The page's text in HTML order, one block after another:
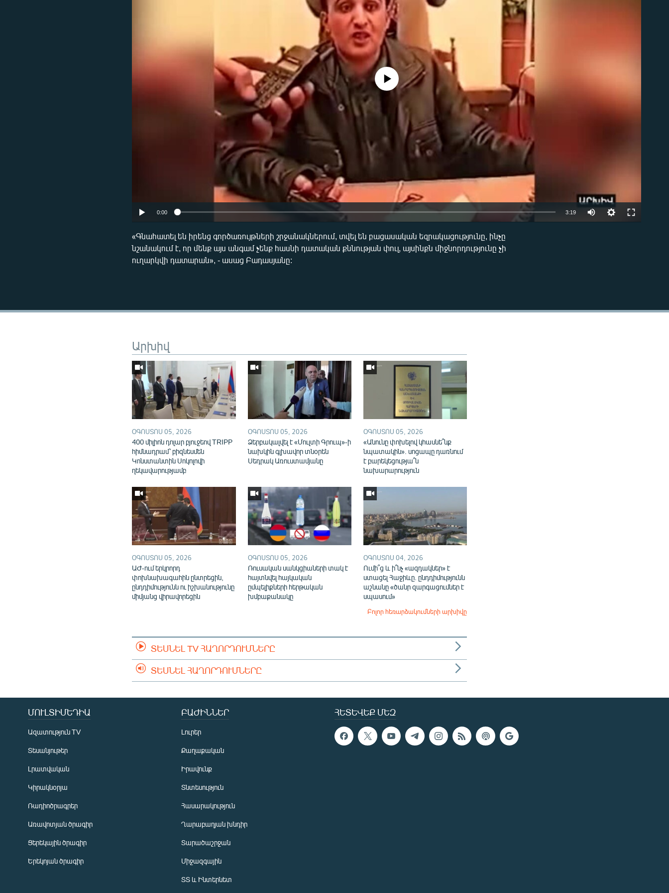
No media source currently available
0:00 3:19
«Գնահատել են իրենց գործառույթների շրջանակներում, տվել են բացասական եզրակացությունը, ինչը
նշանակում է, որ մենք այս անգամ չենք հասնի դատական քննության փուլ, այսինքն միջնորդությունը չի
ուղարկվի դատարան», - ասաց Բադասյանը:
Արխիվ
ՕԳՈՍՏՈՍ 05, 2026
400 միլիոն դոլար բյուջեով TRIPP
հիմնադրամ՝ բիզնեսմեն
Կոնստանտին Սոկոլովի
ղեկավարությամբ
ՕԳՈՍՏՈՍ 05, 2026
Ձերբակալվել է «Մուլտի Գրուպ»-ի
նախկին գլխավոր տնօրեն
Սեդրակ Առուստամյանը
ՕԳՈՍՏՈՍ 05, 2026
«Անունը փոխելով կհասնե՞նք
նպատակին». սոցապը դառնում
է բարեկեցությա՞ն
նախարարություն
ՕԳՈՍՏՈՍ 05, 2026
ԱԺ-ում երկրորդ
փոխնախագահին ընտրեցին,
ընդդիմությունն ու իշխանությունը
միմյանց վիրավորեցին
ՕԳՈՍՏՈՍ 05, 2026
Ռուսական սանկցիաների տակ է
հայտնվել հայկական
ըմպելիքների հերթական
խմբաքանակը
ՕԳՈՍՏՈՍ 04, 2026
Ումի՞ց և ի՞նչ «ազդակներ» է
ստացել Հաջիևը. ընդդիմությունն
աշնանը «ծանր զարգացումներ է
սպասում»
Բոլոր հեռարձակումների արխիվը
ՏԵՍՆԵԼ TV ՀԱՂՈՐԴՈՒՄՆԵՐԸ
ՏԵՍՆԵԼ ՀԱՂՈՐԴՈՒՄՆԵՐԸ
ՀԵՏԵՎԵՔ ՄԵԶ
ՄՈՒԼՏԻՄԵԴԻԱ
Ազատություն TV
Տեսանյութեր
Լրատվական
Կիրակնօրյա
Ռադիոծրագրեր
Առավոտյան ծրագիր
Ցերեկային ծրագիր
Երեկոյան ծրագիր
ԲԱԺԻՆՆԵՐ
Լուրեր
Քաղաքական
Իրավունք
Տնտեսություն
Հասարակություն
Ղարաբաղյան խնդիր
Տարածաշրջան
Միջազգային
ՏՏ և Ինտերնետ